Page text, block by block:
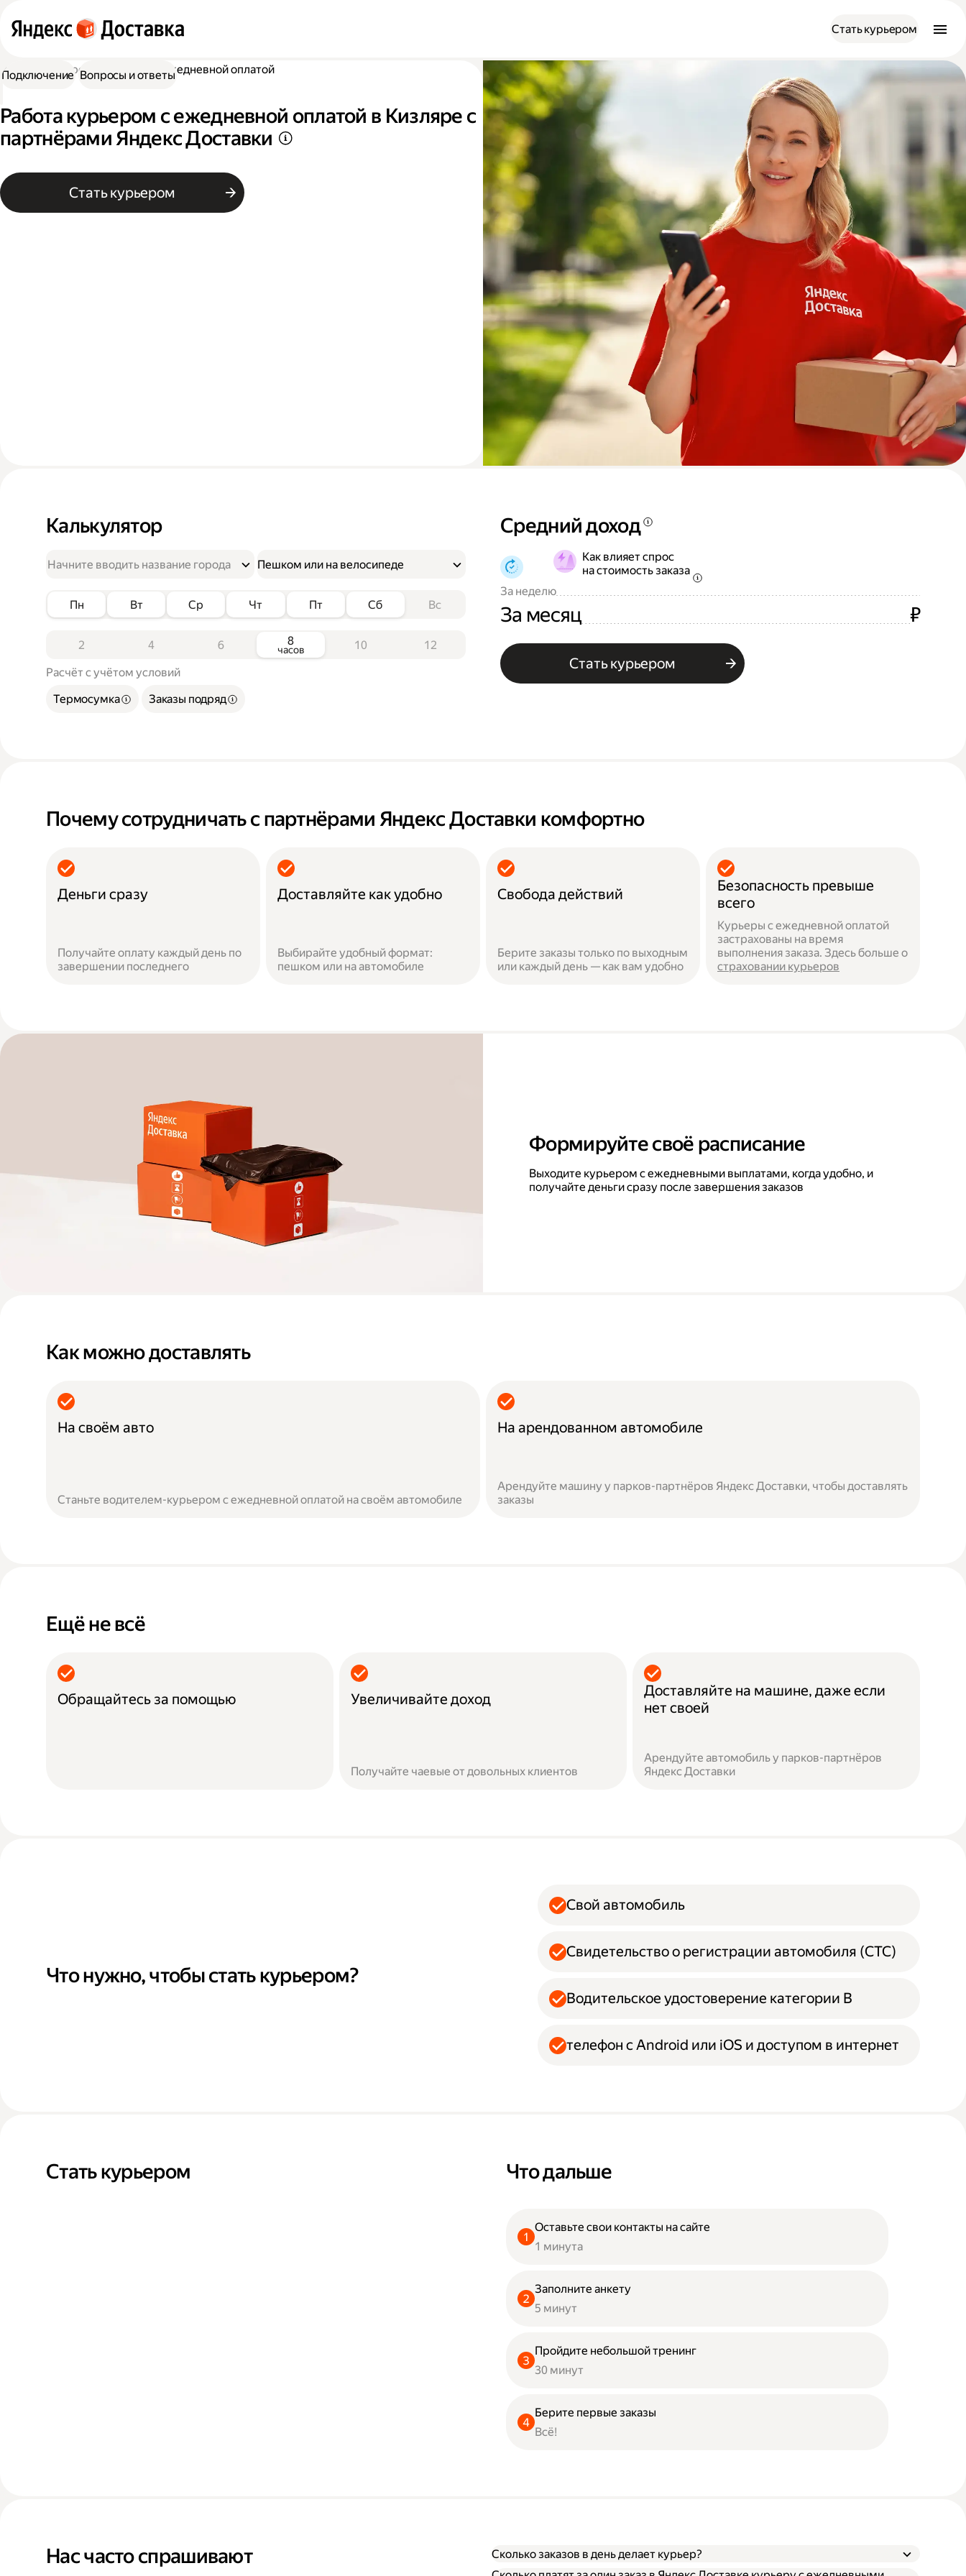
Стать курьером
Работа курьером Курьер с ежедневной оплатой
Работа курьером с ежедневной оплатой в Кизляре с
партнёрами Яндекс Доставки
Стать курьером
Подключение Вопросы и ответы
Калькулятор
Пешком или на велосипеде
Пн Вт Ср Чт Пт Сб Вс
2 4 6 8
часов 10 12
Расчёт с учётом условий
Термосумка
Заказы подряд
Средний доход
Как влияет спрос
на стоимость заказа
За неделю
За месяц ₽
Стать курьером
Почему сотрудничать с партнёрами Яндекс Доставки комфортно
Деньги сразу
Получайте оплату каждый день по
завершении последнего
Доставляйте как удобно
Выбирайте удобный формат:
пешком или на автомобиле
Свобода действий
Берите заказы только по выходным
или каждый день — как вам удобно
Безопасность превыше
всего
Курьеры с ежедневной оплатой
застрахованы на время
выполнения заказа. Здесь больше о
страховании курьеров
Формируйте своё расписание
Выходите курьером с ежедневными выплатами, когда удобно, и
получайте деньги сразу после завершения заказов
Как можно доставлять
На своём авто
Станьте водителем-курьером с ежедневной оплатой на своём автомобиле
На арендованном автомобиле
Арендуйте машину у парков-партнёров Яндекс Доставки, чтобы доставлять
заказы
Ещё не всё
Обращайтесь за помощью Увеличивайте доход
Получайте чаевые от довольных клиентов
Доставляйте на машине, даже если
нет своей
Арендуйте автомобиль у парков-партнёров
Яндекс Доставки
Что нужно, чтобы стать курьером?
Свой автомобиль
Свидетельство о регистрации автомобиля (СТС)
Водительское удостоверение категории B
телефон с Android или iOS и доступом в интернет
Стать курьером Что дальше
Оставьте свои контакты на сайте
1 минута
Заполните анкету
5 минут
Пройдите небольшой тренинг
30 минут
Берите первые заказы
Всё!
Нас часто спрашивают
Сколько заказов в день делает курьер?